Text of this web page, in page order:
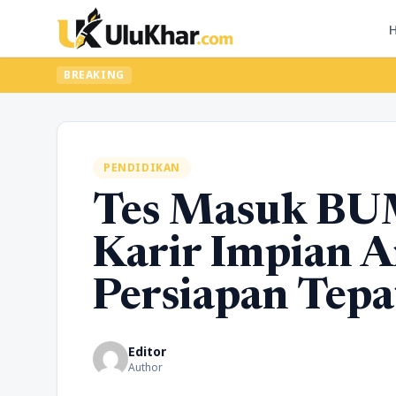
BREAKING
PENDIDIKAN
Tes Masuk
Karir Impian
Persiapan
Editor
Author